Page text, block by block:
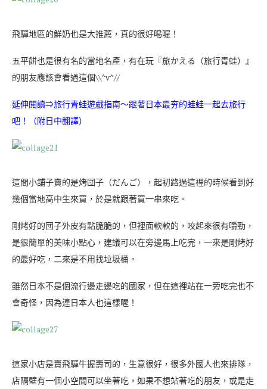
飛驒地區的鮮奶也是大推薦，真的很好喝喔！
五平餅也是很有名的當地名產，有在玩『旅かえる（旅行青蛙）』
的朋友應該會看過這個\\^v^//
延伸閱讀⇒旅行青蛙遊戲指南～跟著日本最夯的蛙蛙一起去旅行
吧！（附日中翻譯）
這間小舖子賣的是烤団子（だんご），起初路過這裡的時候看到好
幾個當地高中生來買，於是就跟著買一串來吃。
剛烤好的団子外皮有點脆脆的，但裡面軟軟的，咬起來很有嚼勁，
是很簡單的美味小點心，建議可以在旁邊馬上吃完，一來是剛烤好
的最好吃，二來是不用找垃圾桶。
雖然日本不是個流行邊走邊吃的國家，但在這裡站在一旁吃完也不
會奇怪，因為連日本人也這樣喔！
這家小店是賣飛驒牛握壽司的，生意很好，很多外國人也來排隊，
店隔壁有一個小空間可以坐著吃，如果不想站著吃的朋友，或是走